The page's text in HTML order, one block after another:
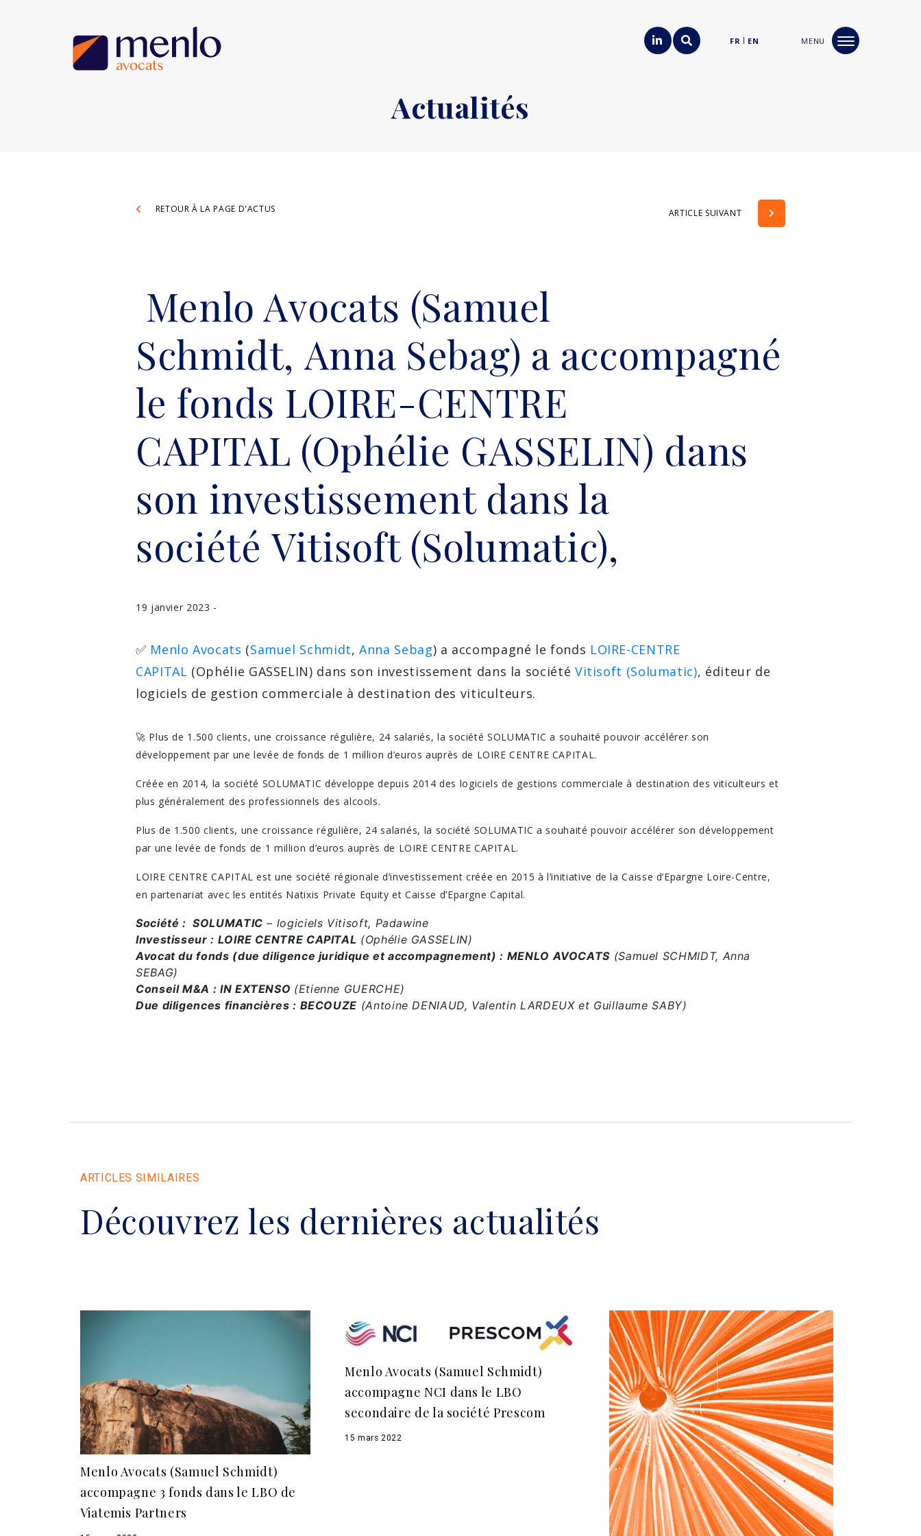
FR EN MENU
Actualités
RETOUR À LA PAGE D'ACTUS ARTICLE SUIVANT
Menlo Avocats (Samuel
Schmidt, Anna Sebag) a accompagné
le fonds LOIRE-CENTRE
CAPITAL (Ophélie GASSELIN) dans
son investissement dans la
société Vitisoft (Solumatic),
19 janvier 2023 -
✅ Menlo Avocats (Samuel Schmidt,Anna Sebag) a accompagné le fonds LOIRE-CENTRE
CAPITAL (Ophélie GASSELIN) dans son investissement dans la société Vitisoft (Solumatic), éditeur de
logiciels de gestion commerciale à destination des viticulteurs.
🚀 Plus de 1.500 clients, une croissance régulière, 24 salariés, la société SOLUMATIC a souhaité pouvoir accélérer son
développement par une levée de fonds de 1 million d’euros auprès de LOIRE CENTRE CAPITAL.
Créée en 2014, la société SOLUMATIC développe depuis 2014 des logiciels de gestions commerciale à destination des viticulteurs et
plus généralement des professionnels des alcools.
Plus de 1.500 clients, une croissance régulière, 24 salariés, la société SOLUMATIC a souhaité pouvoir accélérer son développement
par une levée de fonds de 1 million d’euros auprès de LOIRE CENTRE CAPITAL.
LOIRE CENTRE CAPITAL est une société régionale d’investissement créée en 2015 à l’initiative de la Caisse d’Epargne Loire-Centre,
en partenariat avec les entités Natixis Private Equity et Caisse d’Epargne Capital.
Société : SOLUMATIC – logiciels Vitisoft, Padawine
Investisseur : LOIRE CENTRE CAPITAL (Ophélie GASSELIN)
Avocat du fonds (due diligence juridique et accompagnement) : MENLO AVOCATS (Samuel SCHMIDT, Anna
SEBAG)
Conseil M&A : IN EXTENSO (Etienne GUERCHE)
Due diligences financières : BECOUZE (Antoine DENIAUD, Valentin LARDEUX et Guillaume SABY)
ARTICLES SIMILAIRES
Découvrez les dernières actualités
Menlo Avocats (Samuel Schmidt)
accompagne 3 fonds dans le LBO de
Viatemis Partners
Menlo Avocats (Samuel Schmidt)
accompagne NCI dans le LBO
secondaire de la société Prescom
15 mars 2022